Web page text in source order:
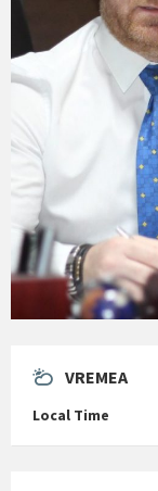
VREMEA
Local Time